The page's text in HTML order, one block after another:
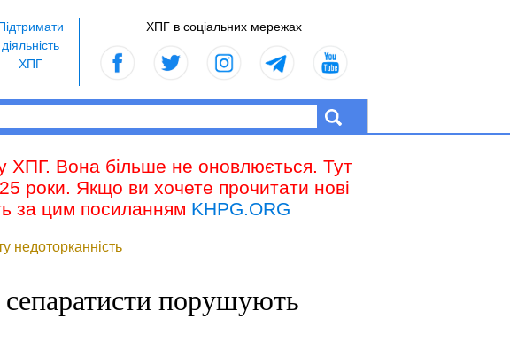
ХПГ в соціальних мережах
діяльність
ХПГ
ХПГ. Вона більше не оновлюється. Тут
роки. Якщо ви хочете прочитати нові
за цим посиланням KHPG.ORG
недоторканність
порушують